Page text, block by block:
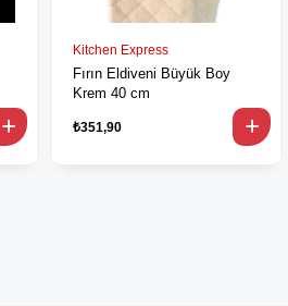
Kitchen Express
Fırın Eldiveni Büyük Boy
Krem 40 cm
₺351,90